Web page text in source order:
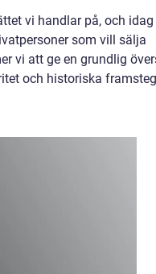
vi handlar på, och
som vill sälja
vi att ge en grundlig
och historiska